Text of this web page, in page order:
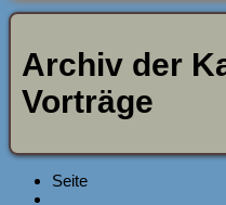
Archiv der
Vorträge
Seite